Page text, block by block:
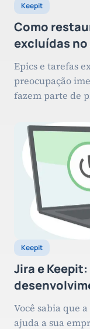
Keepit
Como
excluídas no
Epics e tarefas
preocupação
fazem parte de
até
entregas. Mas
reverter esse
resposta é sim!
Keepit
Jira e
Você sabia que
ajuda a sua